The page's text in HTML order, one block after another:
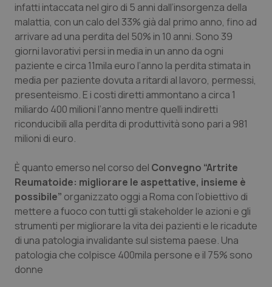
Campania
Emilia-Romagna
Friuli Venezia Giulia
Lazio
Liguria
Lombardia
Marche
Molise
Piemonte
Car-T
Colesterolo & coronaropatie
Dermatite Atopica
Diabete & glucometri
Disturbi dell’umore
Dolore
Donna & Salute
Epatiti
HIV
infatti intaccata nel giro di 5 anni dall’insorgenza della
malattia, con un calo del 33% già dal primo anno, fino ad
arrivare ad una perdita del 50% in 10 anni. Sono 39
giorni lavorativi persi in media in un anno da ogni
paziente e circa 11mila euro l’anno la perdita stimata in
media per paziente dovuta a ritardi al lavoro, permessi,
presenteismo. E i costi diretti ammontano a circa 1
miliardo 400 milioni l’anno mentre quelli indiretti
riconducibili alla perdita di produttività sono pari a 981
milioni di euro.
È quanto emerso nel corso del Convegno “Artrite
Reumatoide: migliorare le aspettative, insieme è
possibile” organizzato oggi a Roma con l’obiettivo di
mettere a fuoco con tutti gli stakeholder le azioni e gli
strumenti per migliorare la vita dei pazienti e le ricadute
di una patologia invalidante sul sistema paese. Una
patologia che colpisce 400mila persone e il 75% sono
donne